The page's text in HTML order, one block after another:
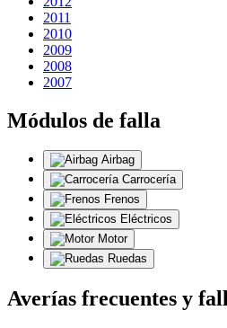
2011
2010
2009
2008
2007
Módulos de falla
Airbag
Carrocería
Frenos
Eléctricos
Motor
Ruedas
Averías frecuentes y